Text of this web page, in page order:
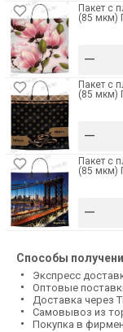
Пакет с
(85 мкм)
–
Пакет с
(85 мкм)
–
Пакет с
(85 мкм)
–
Способы
Экспресс
Оптовые
Доставка через
Самовывоз из
Покупка в